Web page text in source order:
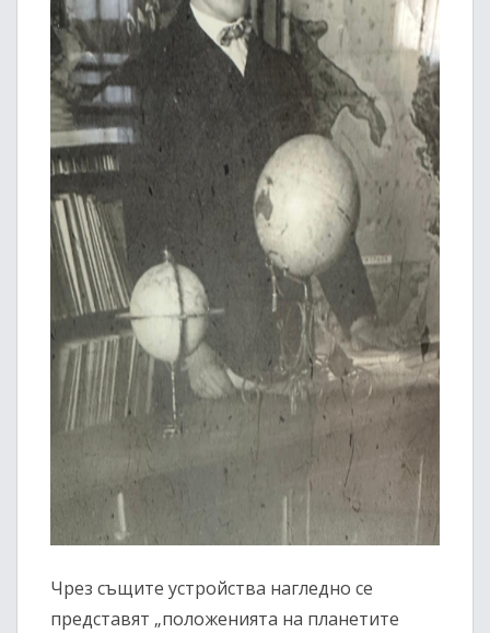
Чрез същите устройства нагледно се
представят „положенията на планетите